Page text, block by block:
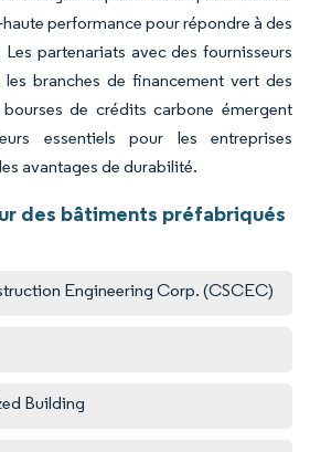
performance pour répondre à des
partenariats avec des fournisseurs
branches de financement vert des
de crédits carbone émergent
essentiels pour les entreprises
avantages de durabilité.
des bâtiments préfabriqués
Engineering Corp. (CSCEC)
Building